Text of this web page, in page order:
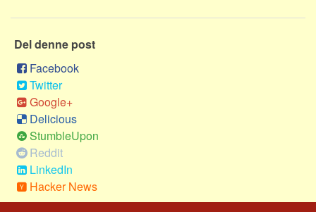
Dokumenttyper
Emner
Skribenter
Personer
Steder
Kilder
Om
Webstedet
Forhistorien
Del denne post
Facebook
Twitter
Google+
Delicious
StumbleUpon
Reddit
LinkedIn
Hacker News